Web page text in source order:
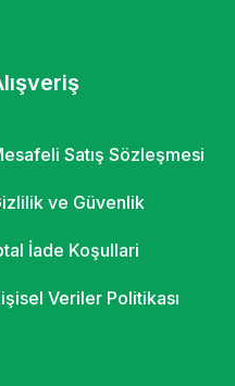
Satış Sözleşmesi
ve Güvenlik
İade Koşullari
Veriler Politikası